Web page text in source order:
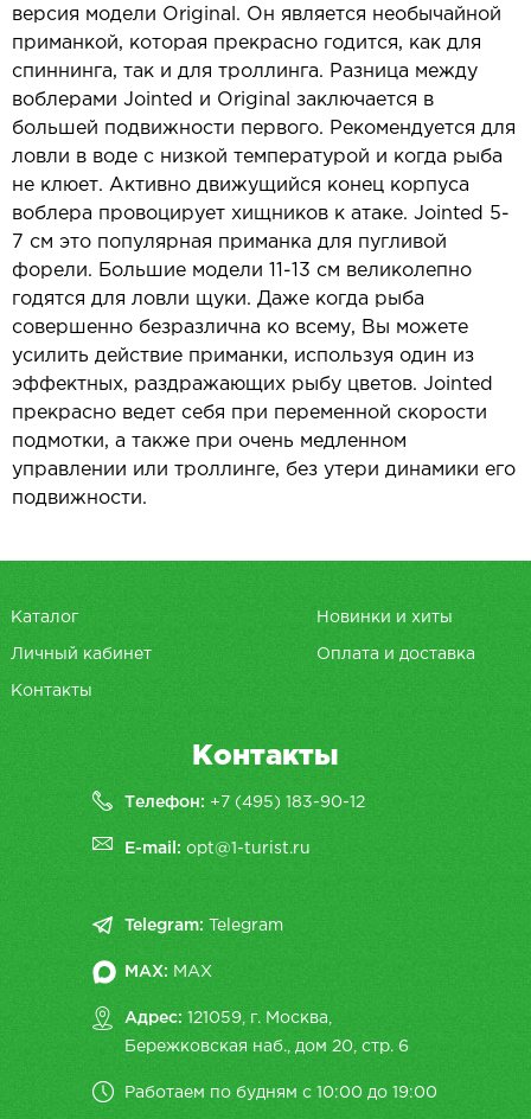
версия модели Original. Он является необычайной
приманкой, которая прекрасно годится, как для
спиннинга, так и для троллинга. Разница между
воблерами Jointed и Original заключается в
большей подвижности первого. Рекомендуется для
ловли в воде с низкой температурой и когда рыба
не клюет. Активно движущийся конец корпуса
воблера провоцирует хищников к атаке. Jointed 5-
7 см это популярная приманка для пугливой
форели. Большие модели 11-13 см великолепно
годятся для ловли щуки. Даже когда рыба
совершенно безразлична ко всему, Вы можете
усилить действие приманки, используя один из
эффектных, раздражающих рыбу цветов. Jointed
прекрасно ведет себя при переменной скорости
подмотки, а также при очень медленном
управлении или троллинге, без утери динамики его
подвижности.
Каталог Новинки и хиты
Личный кабинет Оплата и доставка
Контакты
Контакты
Телефон: +7 (495) 183-90-12
E-mail:opt@1-turist.ru
Telegram: Telegram
MAX: MAX
Адрес: 121059, г. Москва,
Бережковская наб., дом 20, cтр. 6
Работаем по будням с 10:00 до 19:00